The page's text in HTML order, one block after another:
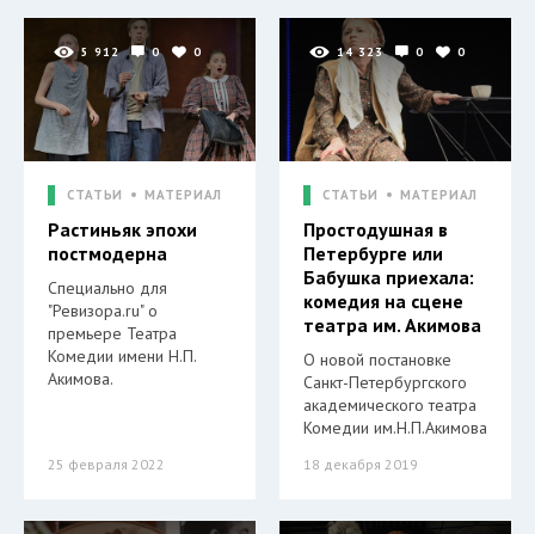
5 912 0 0
СТАТЬИ МАТЕРИАЛ
Растиньяк эпохи
постмодерна
Специально для
"Ревизора.ru" о
премьере Театра
Комедии имени Н.П.
Акимова.
25 февраля 2022
14 323 0 0
СТАТЬИ МАТЕРИАЛ
Простодушная в
Петербурге или
Бабушка приехала:
комедия на сцене
театра им. Акимова
О новой постановке
Санкт-Петербургского
академического театра
Комедии им.Н.П.Акимова
18 декабря 2019